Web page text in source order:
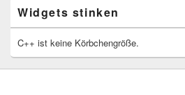
Widgets stinken
C++ ist keine Körbchengröße.